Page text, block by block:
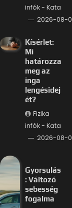
infók - Kata
2026-08-
Kísérlet:
Mi
határozza
meg az
inga
lengésidej
ét?
Fizika
infók - Kata
2026-08-
Gyorsulás
: Változó
sebesség
fogalma